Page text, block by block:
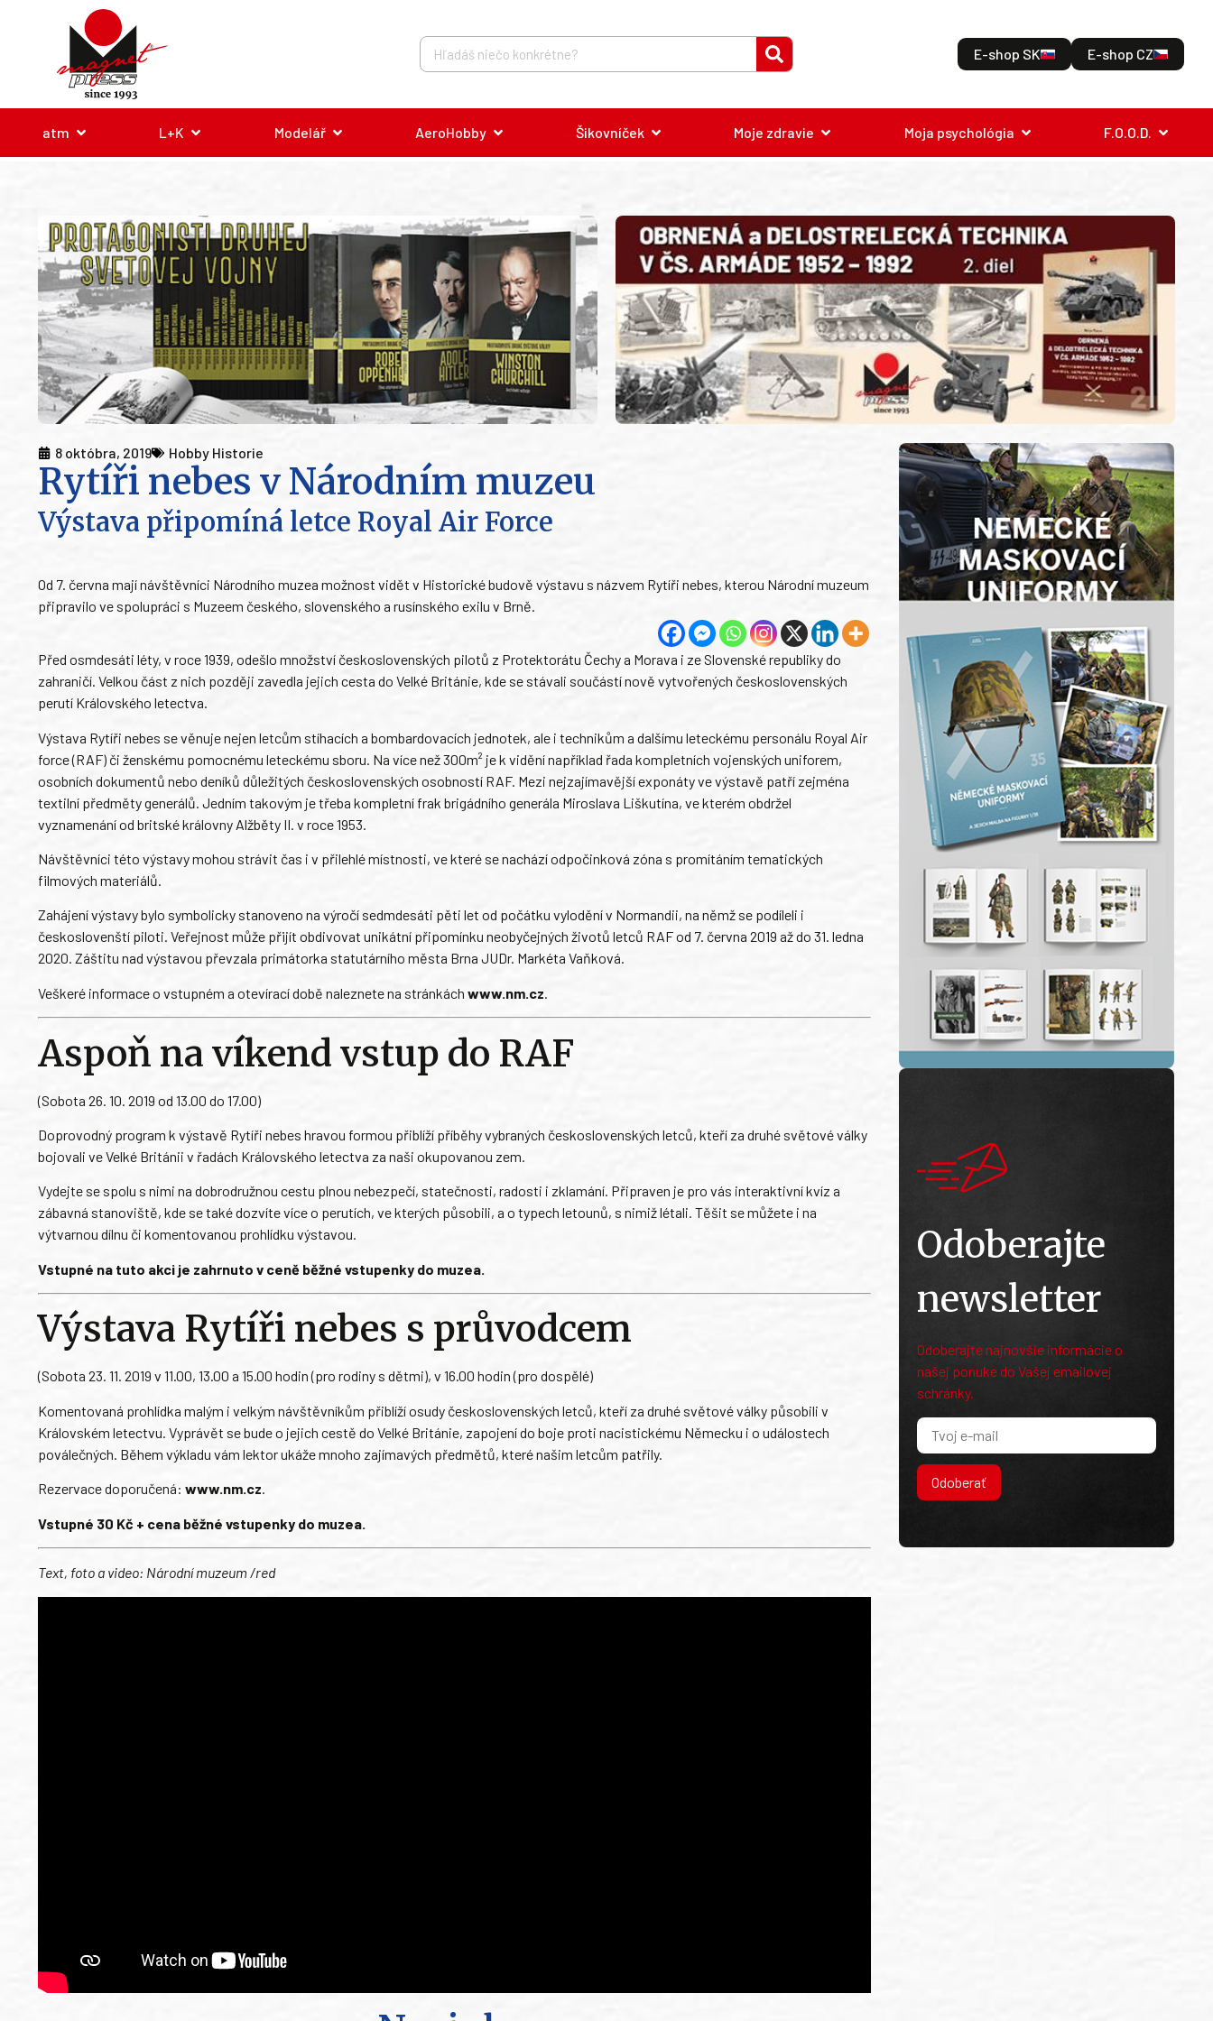
E-shop SK E-shop CZ
atm L+K Modelář AeroHobby Šikovníček Moje zdravie Moja psychológia F.O.O.D.
8 októbra, 2019 Hobby Historie
Rytíři nebes v Národním muzeu
Výstava připomíná letce Royal Air Force
Od 7. června mají návštěvníci Národního muzea možnost vidět v Historické budově výstavu s názvem Rytíři nebes, kterou Národní muzeum
připravilo ve spolupráci s Muzeem českého, slovenského a rusínského exilu v Brně.
Před osmdesáti léty, v roce 1939, odešlo množství československých pilotů z Protektorátu Čechy a Morava i ze Slovenské republiky do
zahraničí. Velkou část z nich později zavedla jejich cesta do Velké Británie, kde se stávali součástí nově vytvořených československých
perutí Královského letectva.
Výstava Rytíři nebes se věnuje nejen letcům stíhacích a bombardovacích jednotek, ale i technikům a dalšímu leteckému personálu Royal Air
force (RAF) či ženskému pomocnému leteckému sboru. Na více než 300m² je k vidění například řada kompletních vojenských uniforem,
osobních dokumentů nebo deníků důležitých československých osobností RAF. Mezi nejzajímavější exponáty ve výstavě patří zejména
textilní předměty generálů. Jedním takovým je třeba kompletní frak brigádního generála Miroslava Liškutína, ve kterém obdržel
vyznamenání od britské královny Alžběty II. v roce 1953.
Návštěvníci této výstavy mohou strávit čas i v přilehlé místnosti, ve které se nachází odpočinková zóna s promítáním tematických
filmových materiálů.
Zahájení výstavy bylo symbolicky stanoveno na výročí sedmdesáti pěti let od počátku vylodění v Normandii, na němž se podíleli i
českoslovenští piloti. Veřejnost může přijít obdivovat unikátní připomínku neobyčejných životů letců RAF od 7. června 2019 až do 31. ledna
2020. Záštitu nad výstavou převzala primátorka statutárního města Brna JUDr. Markéta Vaňková.
Veškeré informace o vstupném a otevírací době naleznete na stránkách www.nm.cz
Aspoň na víkend vstup do RAF
(Sobota 26. 10. 2019 od 13.00 do 17.00)
Doprovodný program k výstavě Rytíři nebes hravou formou přiblíží příběhy vybraných československých letců, kteří za druhé světové války
bojovali ve Velké Británii v řadách Královského letectva za naši okupovanou zem.
Vydejte se spolu s nimi na dobrodružnou cestu plnou nebezpečí, statečnosti, radosti i zklamání. Připraven je pro vás interaktivní kvíz a
zábavná stanoviště, kde se také dozvíte více o perutích, ve kterých působili, a o typech letounů, s nimiž létali. Těšit se můžete i na
výtvarnou dílnu či komentovanou prohlídku výstavou.
Vstupné na tuto akci je zahrnuto v ceně běžné vstupenky do muzea.
Výstava Rytíři nebes s průvodcem
(Sobota 23. 11. 2019 v 11.00, 13.00 a 15.00 hodin (pro rodiny s dětmi), v 16.00 hodin (pro dospělé)
Komentovaná prohlídka malým i velkým návštěvníkům přiblíží osudy československých letců, kteří za druhé světové války působili v
Královském letectvu. Vyprávět se bude o jejich cestě do Velké Británie, zapojení do boje proti nacistickému Německu i o událostech
poválečných. Během výkladu vám lektor ukáže mnoho zajímavých předmětů, které našim letcům patřily.
Rezervace doporučená: www.nm.cz.
Vstupné 30 Kč + cena běžné vstupenky do muzea.
Text, foto a video: Národní muzeum /red
Odoberajte
newsletter
Odoberajte najnovšie informácie o
našej ponuke do Vašej emailovej
schránky.
Odoberať